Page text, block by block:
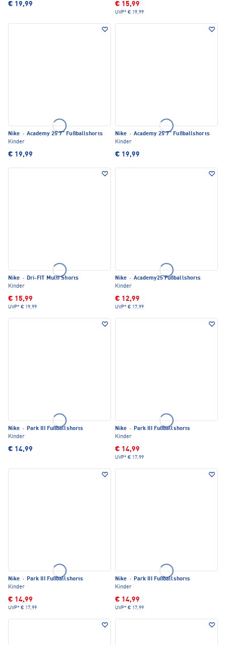
€ 19,99 € 15,99
UVP* € 19,99
Nike · Academy 25 7" Fußballshorts
Kinder
€ 19,99
Nike · Academy 25 7" Fußballshorts
Kinder
€ 19,99
Nike · Dri-FIT Multi Shorts
Kinder
€ 15,99
UVP* € 19,99
Nike · Academy25 Fußballshorts
Kinder
€ 12,99
UVP* € 17,99
Nike · Park III Fußballshorts
Kinder
€ 14,99
Nike · Park III Fußballshorts
Kinder
€ 14,99
UVP* € 17,99
Nike · Park III Fußballshorts
Kinder
€ 14,99
UVP* € 17,99
Nike · Park III Fußballshorts
Kinder
€ 14,99
UVP* € 17,99